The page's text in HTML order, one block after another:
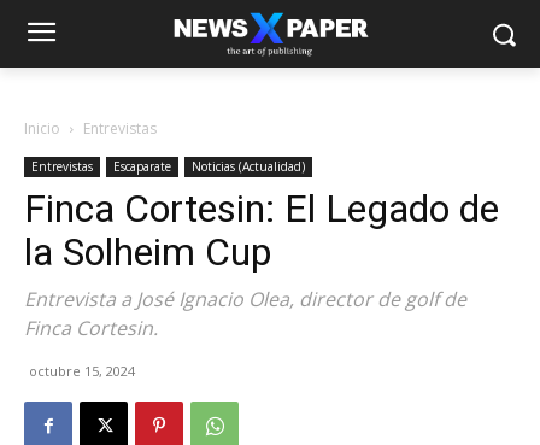
Inicio Entrevistas
Entrevistas Escaparate Noticias (Actualidad)
Finca Cortesin: El Legado de
la Solheim Cup
Entrevista a José Ignacio Olea, director de golf de
Finca Cortesin.
octubre 15, 2024